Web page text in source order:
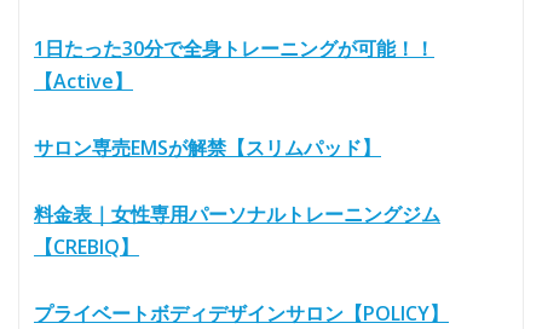
1日たった30分で全身トレーニングが可能！！
【Active】
サロン専売EMSが解禁【スリムパッド】
料金表｜女性専用パーソナルトレーニングジム
【CREBIQ】
プライベートボディデザインサロン【POLICY】